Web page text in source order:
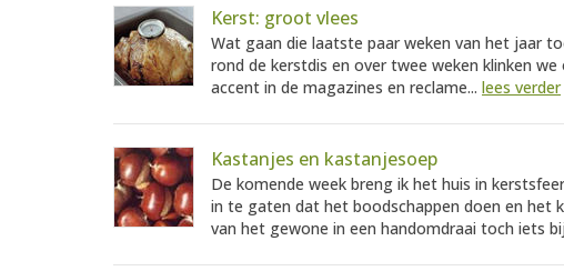
Kerst: groot vlees
Wat gaan die laatste paar weken van het jaar
rond de kerstdis en over twee weken klinken
accent in de magazines en reclame... lees verder
Kastanjes en kastanjesoep
De komende week breng ik het huis in
in te gaten dat het boodschappen doen en het
van het gewone in een handomdraai toch iets